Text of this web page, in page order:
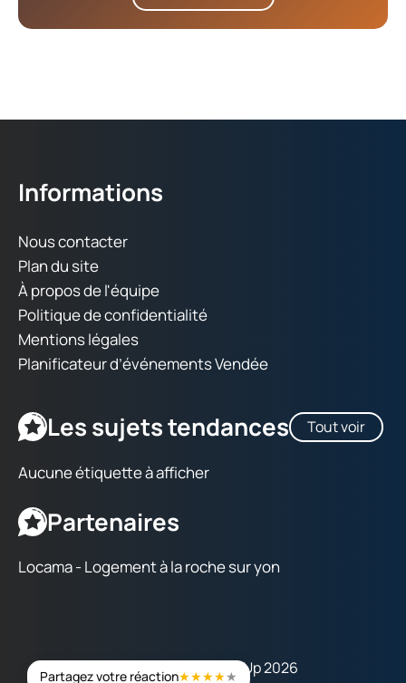
Informations
Nous contacter
Plan du site
À propos de l'équipe
Politique de confidentialité
Mentions légales
Planificateur d’événements Vendée
Les sujets tendances Tout voir
Aucune étiquette à afficher
Partenaires
Locama - Logement à la roche sur yon
Copyright © Vendée Up 2026
Partagez votre réaction★★★★★